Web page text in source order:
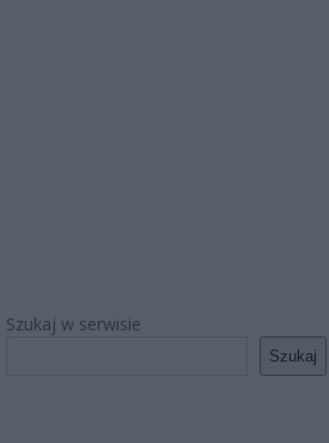
Szukaj w serwisie
Szukaj